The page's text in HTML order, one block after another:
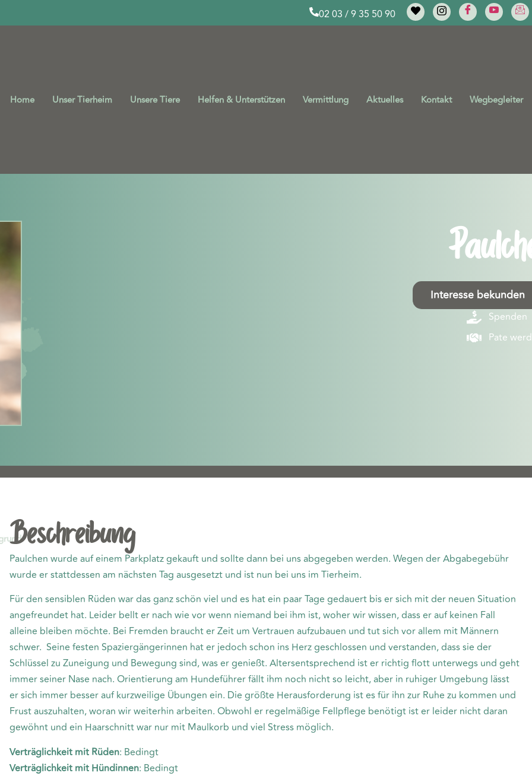
02 03 / 9 35 50 90
Home Unser Tierheim Unsere Tiere Helfen & Unterstützen Vermittlung Aktuelles Kontakt Wegbegleiter
Interesse bekunden
Spenden
Pate
Beschreibung
Paulchen wurde auf einem Parkplatz gekauft und sollte dann bei uns abgegeben werden. Wegen der Abgabegebühr
wurde er stattdessen am nächsten Tag ausgesetzt und ist nun bei uns im Tierheim.
Für den sensiblen Rüden war das ganz schön viel und es hat ein paar Tage gedauert bis er sich mit der neuen Situation
angefreundet hat. Leider bellt er nach wie vor wenn niemand bei ihm ist, woher wir wissen, dass er auf keinen Fall
alleine bleiben möchte. Bei Fremden braucht er Zeit um Vertrauen aufzubauen und tut sich vor allem mit Männern
schwer. Seine festen Spaziergängerinnen hat er jedoch schon ins Herz geschlossen und verstanden, dass sie der
Schlüssel zu Zuneigung und Bewegung sind, was er genießt. Altersentsprechend ist er richtig flott unterwegs und geht
immer seiner Nase nach. Orientierung am Hundeführer fällt ihm noch nicht so leicht, aber in ruhiger Umgebung lässt
er sich immer besser auf kurzweilige Übungen ein. Die größte Herausforderung ist es für ihn zur Ruhe zu kommen und
Frust auszuhalten, woran wir weiterhin arbeiten. Obwohl er regelmäßige Fellpflege benötigt ist er leider nicht daran
gewöhnt und ein Haarschnitt war nur mit Maulkorb und viel Stress möglich.
Verträglichkeit mit Rüden: Bedingt
Verträglichkeit mit Hündinnen: Bedingt